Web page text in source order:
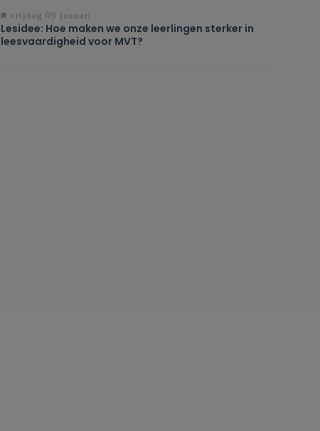
vrijdag 09 januari
Lesidee: Hoe maken we onze leerlingen sterker in
leesvaardigheid voor MVT?